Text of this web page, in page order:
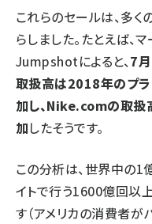
これらのセールは、多
らしました。たとえば、
Jumpshotによると、7
取扱高は2018年のプラ
加し、Nike.comの取
加したそうです。
この分析は、世界中の
イトで行う1600億回以
す（アメリカの消費者が